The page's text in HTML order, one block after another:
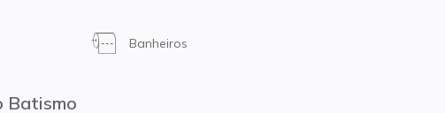
Banheiros
Batismo